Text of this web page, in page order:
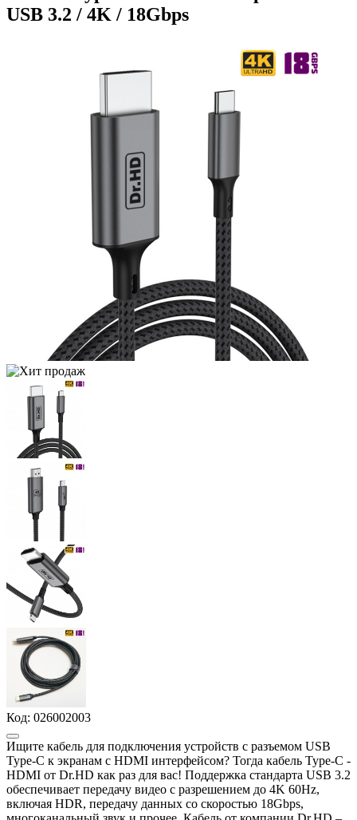
USB 3.2 / 4K / 18Gbps
Код: 026002003
Ищите кабель для подключения устройств с разъемом USB
Type-C к экранам с HDMI интерфейсом? Тогда кабель Type-C -
HDMI от Dr.HD как раз для вас! Поддержка стандарта USB 3.2
обеспечивает передачу видео с разрешением до 4K 60Hz,
включая HDR, передачу данных со скоростью 18Gbps,